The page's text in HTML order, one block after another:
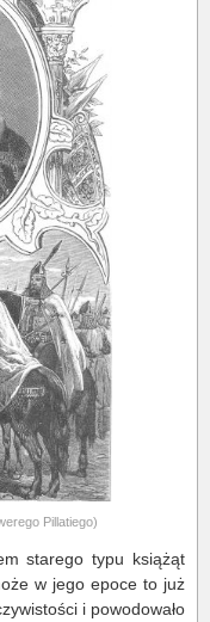
Pillatiego)
starego typu książąt
w jego epoce to już
i powodowało